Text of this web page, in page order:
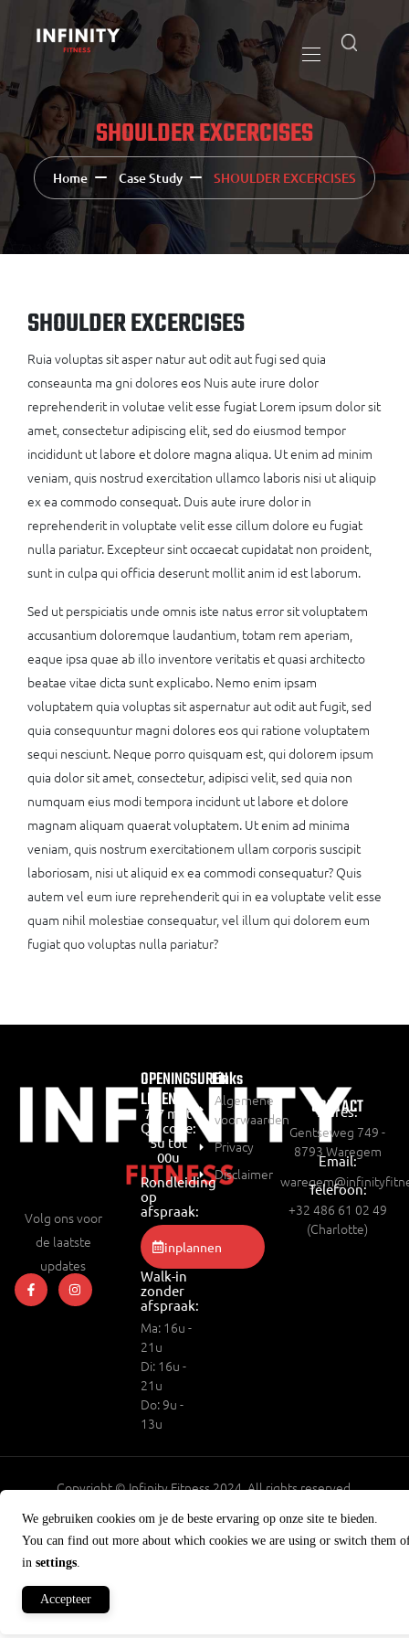
SHOULDER EXCERCISES
Home Case Study SHOULDER EXCERCISES
SHOULDER EXCERCISES
Ruia voluptas sit asper natur aut odit aut fugi sed quia
conseaunta ma gni dolores eos Nuis aute irure dolor
reprehenderit in volutae velit esse fugiat Lorem ipsum dolor sit
amet, consectetur adipiscing elit, sed do eiusmod tempor
incididunt ut labore et dolore magna aliqua. Ut enim ad minim
veniam, quis nostrud exercitation ullamco laboris nisi ut aliquip
ex ea commodo consequat. Duis aute irure dolor in
reprehenderit in voluptate velit esse cillum dolore eu fugiat
nulla pariatur. Excepteur sint occaecat cupidatat non proident,
sunt in culpa qui officia deserunt mollit anim id est laborum.
Sed ut perspiciatis unde omnis iste natus error sit voluptatem
accusantium doloremque laudantium, totam rem aperiam,
eaque ipsa quae ab illo inventore veritatis et quasi architecto
beatae vitae dicta sunt explicabo. Nemo enim ipsam
voluptatem quia voluptas sit aspernatur aut odit aut fugit, sed
quia consequuntur magni dolores eos qui ratione voluptatem
sequi nesciunt. Neque porro quisquam est, qui dolorem ipsum
quia dolor sit amet, consectetur, adipisci velit, sed quia non
numquam eius modi tempora incidunt ut labore et dolore
magnam aliquam quaerat voluptatem. Ut enim ad minima
veniam, quis nostrum exercitationem ullam corporis suscipit
laboriosam, nisi ut aliquid ex ea commodi consequatur? Quis
autem vel eum iure reprehenderit qui in ea voluptate velit esse
quam nihil molestiae consequatur, vel illum qui dolorem eum
fugiat quo voluptas nulla pariatur?
Volg ons voor
de laatste
updates
OPENINGSUREN
LEDEN:
7/7 met
QR code:
5u tot
00u
Rondleiding
op
afspraak:
inplannen
Walk-in
zonder
afspraak:
Ma: 16u -
21u
Di: 16u -
21u
Do: 9u -
13u
Links
Algemene
voorwaarden
Privacy
Disclaimer
CONTACT
Adres:
Gentseweg 749 -
8793 Waregem
Email:
Telefoon:
+32 486 61 02 49
(Charlotte)
Copyright © Infinity Fitness 2024. All rights reserved.
BE0880.452.172
We gebruiken cookies om je de beste ervaring op onze site te bieden.
You can find out more about which cookies we are using or switch them
in settings.
Accepteer